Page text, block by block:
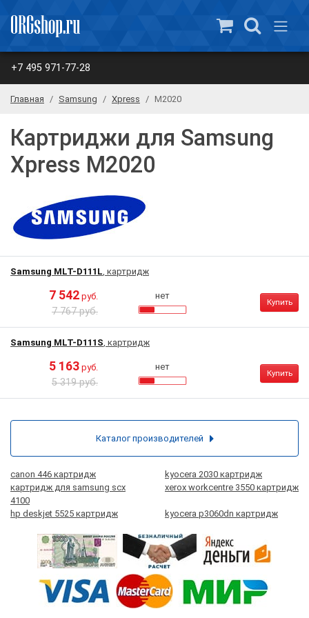
+7 495 971-77-28
Главная Samsung Xpress M2020
Картриджи для Samsung
Xpress M2020
Samsung MLT-D111L, картридж
7 542 руб.
7 767 руб.
нет
Купить
Samsung MLT-D111S, картридж
5 163 руб.
5 319 руб.
нет
Купить
canon 446 картридж
kyocera 2030 картридж
картридж для samsung scx
4100
xerox workcentre 3550 картридж
hp deskjet 5525 картридж kyocera p3060dn картридж